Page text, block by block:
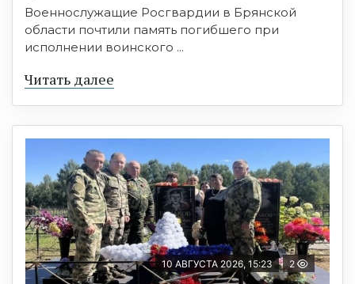
Военнослужащие Росгвардии в Брянской
области почтили память погибшего при
исполнении воинского ...
Читать далее
10 АВГУСТА 2026, 15:23 2